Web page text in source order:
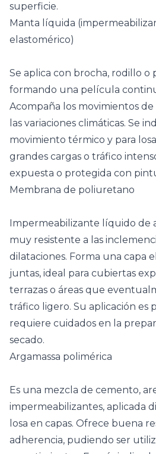
superficie.
Manta líquida
elastomérico)
Se aplica con brocha, rodillo o
formando una película
Acompaña los movimientos
las variaciones climáticas. Se
movimiento térmico y para
grandes cargas o tráfico
expuesta o protegida con
Membrana de poliuretano
Impermeabilizante líquido de
muy resistente a las
dilataciones. Forma una capa
juntas, ideal para cubiertas
terrazas o áreas que
tráfico ligero. Su aplicación es
requiere cuidados en la
secado.
Argamassa polimérica
Es una mezcla de cemento,
impermeabilizantes, aplicada
losa en capas. Ofrece buena
adherencia, pudiendo ser